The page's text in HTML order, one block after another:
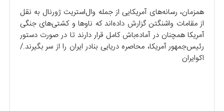
همزمان، رسانه‌های آمریکایی از جمله وال‌استریت ژورنال به نقل
از مقامات واشنگتن گزارش داده‌اند که ناوها و کشتی‌های جنگی
آمریکا همچنان در آماده‌باش کامل قرار دارند تا در صورت دستور
رئیس‌جمهور آمریکا، محاصره دریایی بنادر ایران را از سر بگیرند./
اکوایران